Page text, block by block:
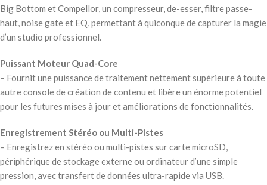
Big Bottom et Compellor, un compresseur, de-esser, filtre passe-
haut, noise gate et EQ, permettant à quiconque de capturer la magie
d’un studio professionnel.
Puissant Moteur Quad-Core
– Fournit une puissance de traitement nettement supérieure à toute
autre console de création de contenu et libère un énorme potentiel
pour les futures mises à jour et améliorations de fonctionnalités.
Enregistrement Stéréo ou Multi-Pistes
– Enregistrez en stéréo ou multi-pistes sur carte microSD,
périphérique de stockage externe ou ordinateur d’une simple
pression, avec transfert de données ultra-rapide via USB.